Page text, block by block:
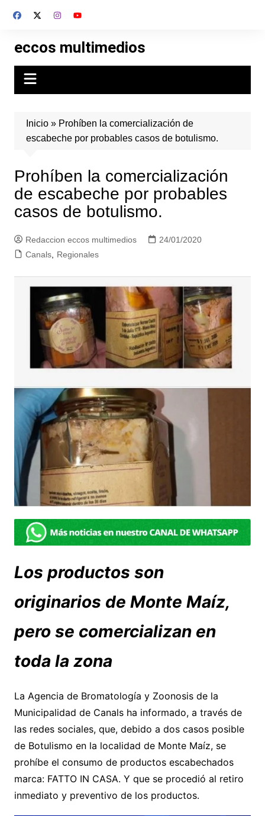
eccos multimedios
Inicio» Prohíben la comercialización de
escabeche por probables casos de botulismo.
Prohíben la comercialización
de escabeche por probables
casos de botulismo.
Redaccion eccos multimedios
24/01/2020
Canals, Regionales
Los productos son
originarios de Monte Maíz,
pero se comercializan en
toda la zona
La Agencia de Bromatología y Zoonosis de la
Municipalidad de Canals ha informado, a través de
las redes sociales, que, debido a dos casos posible
de Botulismo en la localidad de Monte Maíz, se
prohíbe el consumo de productos escabechados
marca: FATTO IN CASA. Y que se procedió al retiro
inmediato y preventivo de los productos.